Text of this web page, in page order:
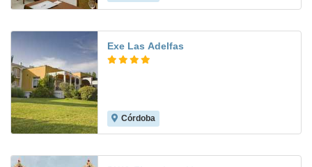
Exe Las Adelfas
Córdoba